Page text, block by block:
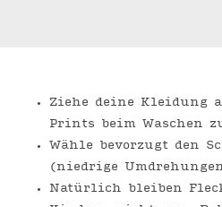
Ziehe deine Kleidung
Prints beim Waschen
Wähle bevorzugt den
(niedrige
Natürlich bleiben